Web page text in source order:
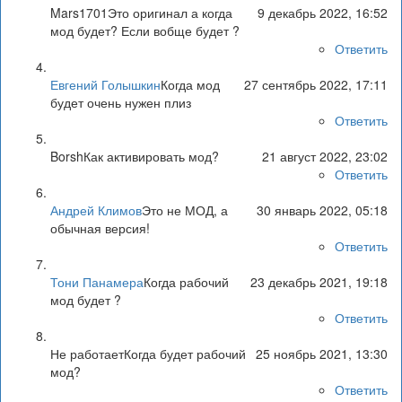
Mars1701 9 декабрь 2022, 16:52
Это оригинал а когда
мод будет? Если вобще будет ?
Ответить
Евгений Голышкин
27 сентябрь 2022, 17:11
Когда мод
будет очень нужен плиз
Ответить
Borsh
21 август 2022, 23:02
Как активировать мод?
Ответить
Андрей Климов
30 январь 2022, 05:18
Это не МОД, а
обычная версия!
Ответить
Тони Панамера
23 декабрь 2021, 19:18
Когда рабочий
мод будет ?
Ответить
Не работает
25 ноябрь 2021, 13:30
Когда будет рабочий
мод?
Ответить